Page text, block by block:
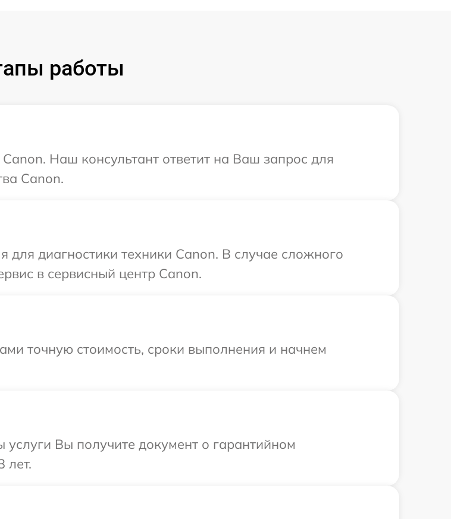
работы
Наш консультант ответит на Ваш запрос для
Canon.
диагностики техники Canon. В случае сложного
в сервисный центр Canon.
точную стоимость, сроки выполнения и начнем
услуги Вы получите документ о гарантийном
лет.